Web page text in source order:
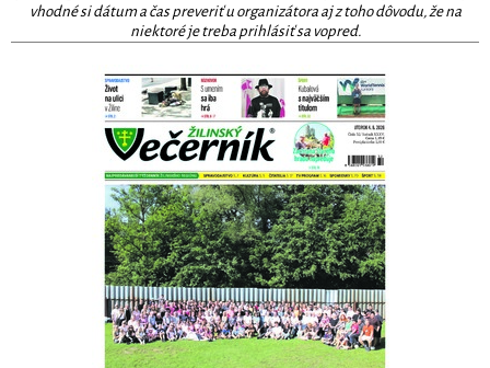
vhodné si dátum a čas preveriť u organizátora aj z toho dôvodu, že na
niektoré je treba prihlásiť sa vopred.